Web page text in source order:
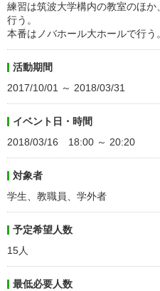
練習は筑波大学構内の教室のほ
行う。
本番はノバホール大ホールで行う。
活動期間
2017/10/01 ～ 2018/03/31
イベント日・時間
2018/03/16 18:00 ～ 20:20
対象者
学生、教職員、学外者
予定希望人数
15人
最低必要人数